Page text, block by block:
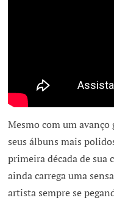
Mesmo com um
seus álbuns mais
primeira década de sua
ainda carrega uma
artista sempre se